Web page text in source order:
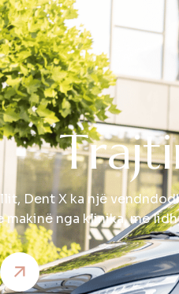
Trajti
Dent X ka një
makinë nga klinika, me